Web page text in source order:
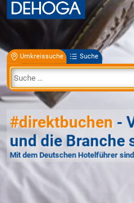
Umkreissuche Suche
#direktbuchen -
und die Branche
Mit dem Deutschen Hotelführer